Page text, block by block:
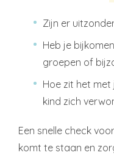
Zijn er
Heb je
groepen of
Hoe zit het met
kind zich
Een snelle check
komt te staan en